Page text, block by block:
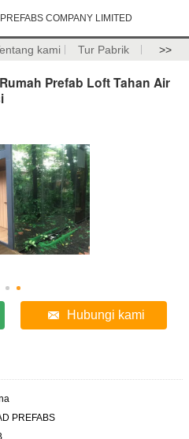
COMPANY LIMITED
kami Tur Pabrik >>
Prefab Loft Tahan Air
Hubungi kami
PREFABS